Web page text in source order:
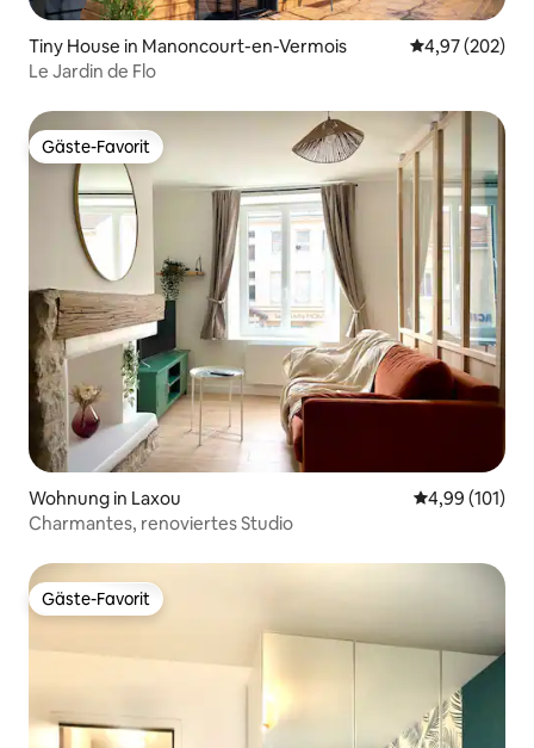
Tiny House in Manoncourt-en-Vermois
4,97 (202)
Le Jardin de Flo
Gäste-Favorit
Gäste-Favorit
Wohnung in Laxou
4,99 (101)
Charmantes, renoviertes Studio
Gäste-Favorit
Gäste-Favorit